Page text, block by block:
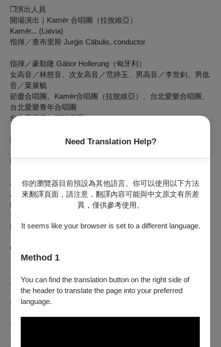
Need Translation Help?
你的瀏覽器目前預設為其他語言。你可以使用以下方法
來翻譯頁面，請注意，翻譯內容可能與中文原文有所差
異，僅供參考使用。
It seems like your browser is set to a different language.
Method 1
You can find the translation button on the right side of
the header to translate the page into your preferred
language.
❒演出人員
開場演出｜Kamēr 合唱團（拉脫維亞）
Kamēr... (Latvia)
指揮／查布里斯 Jurģis Cābulis, conductor
指揮／豪勒隆 Gábor Hollerung（匈牙利）
女高音／林慈音、次女高音／范婷玉、男高音／李世釗、男低
音／葉展毓
節慶合唱團、Kamēr合唱團（拉脫維亞）、台北愛樂合唱團、
台北愛樂青年合唱團
台北愛樂青年管弦樂團
❒
Raua needmine｜鐵的詛咒
Text from Kalevala IX; Music by Veljo Tormis (1930–2017)｜取
材自《卡列瓦拉》第九章 托密斯／曲
A Drop in the Ocean｜滄海一粟
Music by Ēriks Ešenvalds (b. 1977)｜艾森瓦茲／曲
Sine Sole Nihil Sum (2019)｜沒有太陽，我什麼也不是
Music by Tadeja Vulc (b. 1978)｜芙爾茲／曲
中場休息
Ｗ. A. Mozart (1756–1791): Requiem in D minor, K. 626
莫札特：D 小調安魂曲
◎ 節目全長約100分鐘，含中場休息20分鐘
補 助｜文化部
主辦單位｜財團法人台北愛樂文教基金會、台北愛樂合唱團